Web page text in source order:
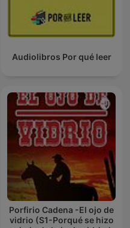
Audiolibros Por qué leer
Porfirio Cadena -El ojo de
vidrio (S1-Porqué se hizo